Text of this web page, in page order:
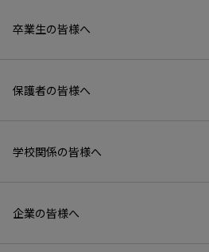
卒業生の皆様へ
保護者の皆様へ
学校関係の皆様へ
企業の皆様へ